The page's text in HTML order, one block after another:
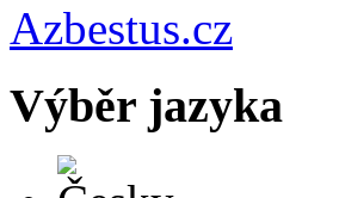
Azbestus.cz
Výběr jazyka